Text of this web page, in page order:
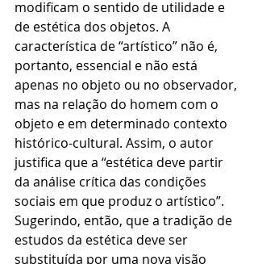
modificam o sentido de utilidade e
de estética dos objetos. A
característica de “artístico” não é,
portanto, essencial e não está
apenas no objeto ou no observador,
mas na relação do homem com o
objeto e em determinado contexto
histórico-cultural. Assim, o autor
justifica que a “estética deve partir
da análise crítica das condições
sociais em que produz o artístico”.
Sugerindo, então, que a tradição de
estudos da estética deve ser
substituída por uma nova visão